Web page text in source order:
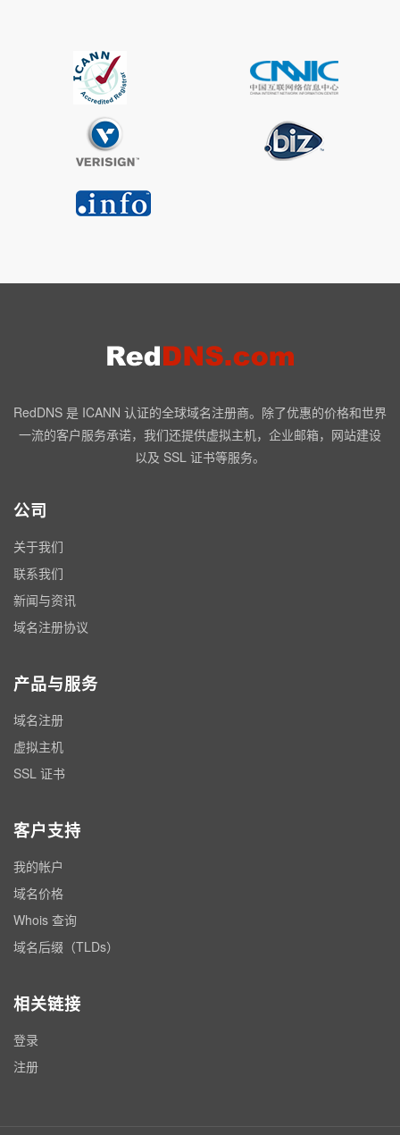
RedDNS 是 ICANN 认证的全球域名注册商。除了优惠的价格和世界
一流的客户服务承诺，我们还提供虚拟主机，企业邮箱，网站建设
以及 SSL 证书等服务。
公司
关于我们
联系我们
新闻与资讯
域名注册协议
产品与服务
域名注册
虚拟主机
SSL 证书
客户支持
我的帐户
域名价格
Whois 查询
域名后缀（TLDs）
相关链接
登录
注册